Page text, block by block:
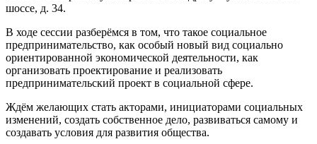
шоссе, д. 34.
В ходе сессии разберёмся в том, что такое социальное
предпринимательство, как особый новый вид социально
ориентированной экономической деятельности, как
организовать проектирование и реализовать
предпринимательский проект в социальной сфере.
Ждём желающих стать акторами, инициаторами социальных
изменений, создать собственное дело, развиваться самому и
создавать условия для развития общества.